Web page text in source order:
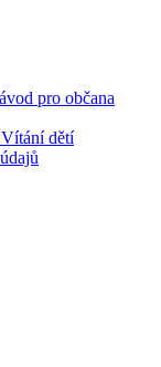
pro občana
Vítání dětí